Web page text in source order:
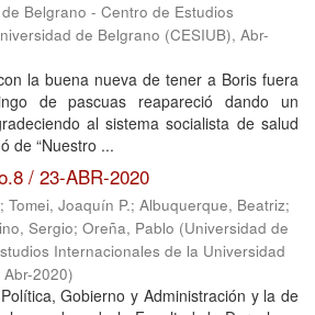
Belgrano - Centro de Estudios
de Belgrano (CESIUB), Abr-
la buena nueva de tener a Boris fuera
de pascuas reapareció dando un
al sistema socialista de salud
de “Nuestro ...
/ 23-ABR-2020
; Tomei, Joaquín P.; Albuquerque, Beatriz;
Sergio; Oreña, Pablo (Universidad de
Internacionales de la Universidad
Abr-2020)
Gobierno y Administración y la de